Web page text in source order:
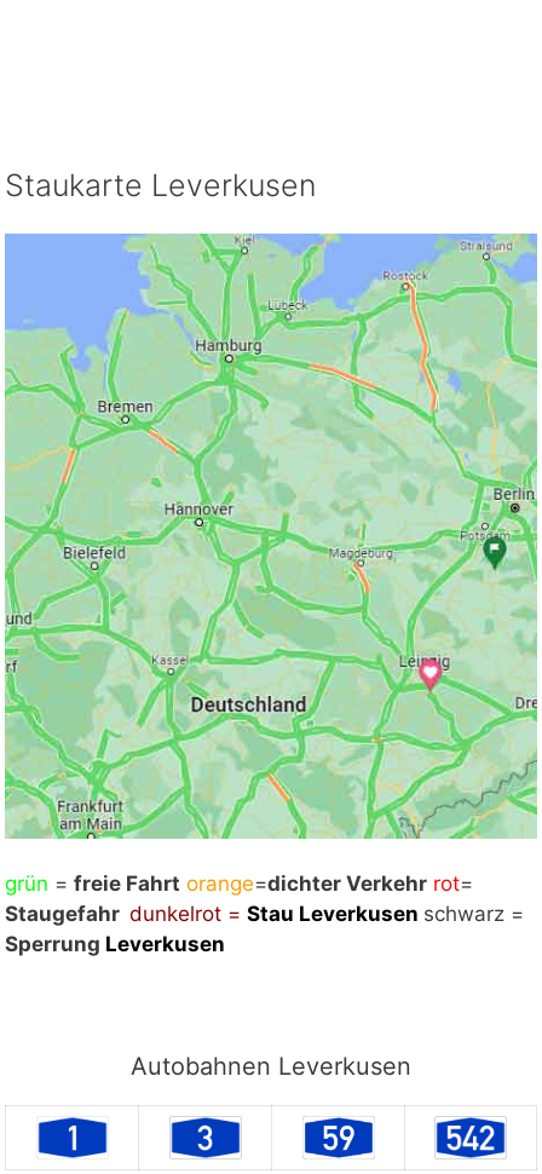
Staukarte Leverkusen
Mit Klick auf „Staukarte laden“ werden externe
Inhalte von Google nachgeladen. Mit dem Klick
auf "Staukarte laden" akzeptieren Sie unsere
Staukarte laden
grün = freie Fahrt orange=dichter Verkehr rot=
Staugefahr dunkelrot = Stau Leverkusen schwarz =
Sperrung Leverkusen
Autobahnen Leverkusen